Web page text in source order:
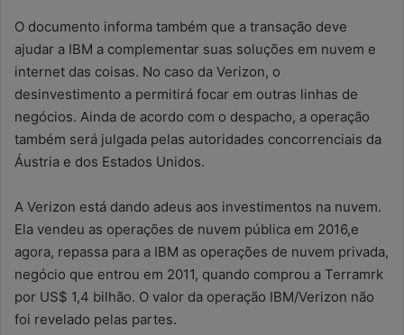
O documento informa também que a transação deve
ajudar a IBM a complementar suas soluções em nuvem e
internet das coisas. No caso da Verizon, o
desinvestimento a permitirá focar em outras linhas de
negócios. Ainda de acordo com o despacho, a operação
também será julgada pelas autoridades concorrenciais da
Áustria e dos Estados Unidos.
A Verizon está dando adeus aos investimentos na nuvem.
Ela vendeu as operações de nuvem pública em 2016,e
agora, repassa para a IBM as operações de nuvem privada,
negócio que entrou em 2011, quando comprou a Terramrk
por US$ 1,4 bilhão. O valor da operação IBM/Verizon não
foi revelado pelas partes.